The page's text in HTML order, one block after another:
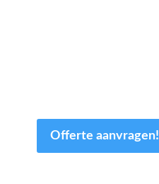
Offerte aanvragen!